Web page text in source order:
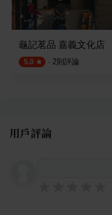
龜記茗品 嘉義文化店
5.0 · 2則評論
用戶評論